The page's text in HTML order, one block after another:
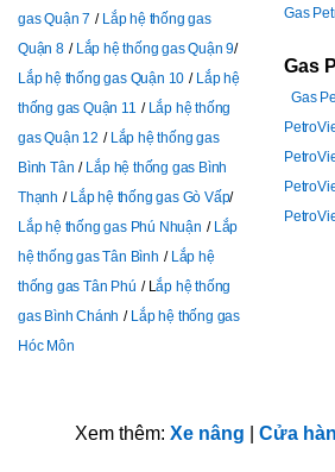
gas Quận 7
Lắp hệ thống gas
Quận 8
Lắp hệ thống gas Quận 9
Lắp hệ thống gas Quận 10
Lắp hệ
thống gas Quận 11
Lắp hệ thống
gas Quận 12
Lắp hệ thống gas
Bình Tân
Lắp hệ thống gas Bình
Thạnh
Lắp hệ thống gas Gò Vấp
Lắp hệ thống gas Phú Nhuận
Lắp
hệ thống gas Tân Bình
Lắp hệ
thống gas Tân Phú
Lắp hệ thống
gas Bình Chánh
Lắp hệ thống gas
Hóc Môn
Gas
Gas
Gas
Xem thêm: Xe nâng Cửa